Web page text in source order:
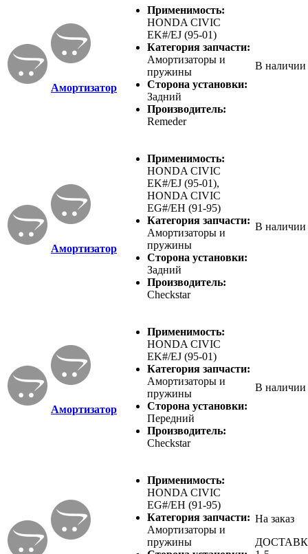
Амортизатор
Применимость:
HONDA CIVIC
EK#/EJ (95-01)
Категория запчасти:
Амортизаторы и
пружины
Сторона установки:
Задний
Производитель:
Remeder
В наличии
Амортизатор
Применимость:
HONDA CIVIC
EK#/EJ (95-01),
HONDA CIVIC
EG#/EH (91-95)
Категория запчасти:
Амортизаторы и
пружины
Сторона установки:
Задний
Производитель:
Checkstar
В наличии
Амортизатор
Применимость:
HONDA CIVIC
EK#/EJ (95-01)
Категория запчасти:
Амортизаторы и
пружины
Сторона установки:
Передний
Производитель:
Checkstar
В наличии
Применимость:
HONDA CIVIC
EG#/EH (91-95)
Категория запчасти:
Амортизаторы и
пружины
На заказ